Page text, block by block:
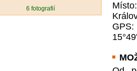
6 fotografií
Místo
GPS